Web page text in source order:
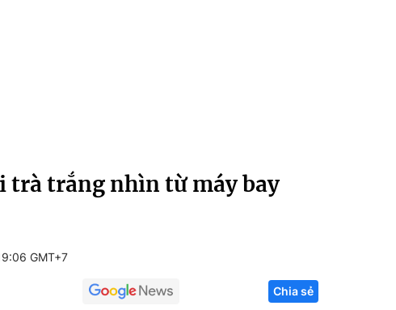
Infographic
Tuyển sinh
Hitech Công nghệ tương lai
trà trắng nhìn từ máy bay
GMT+7
Chia sẻ